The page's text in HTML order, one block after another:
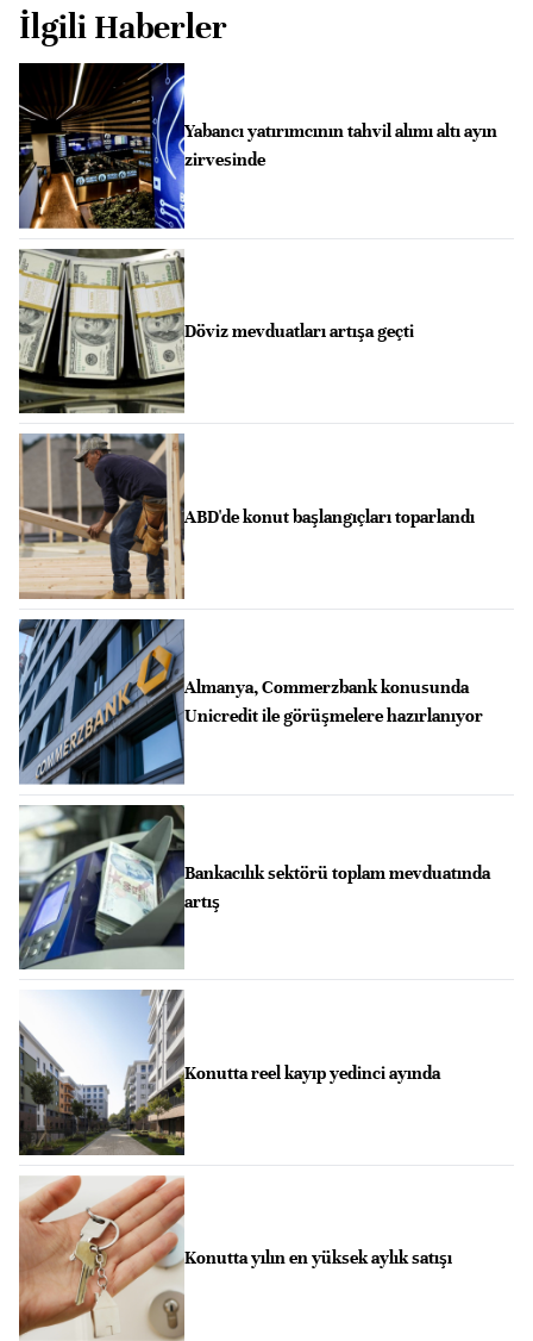
İlgili Haberler
Yabancı yatırımcının tahvil alımı altı ayın
zirvesinde
Döviz mevduatları artışa geçti
ABD'de konut başlangıçları toparlandı
Almanya, Commerzbank konusunda
Unicredit ile görüşmelere hazırlanıyor
Bankacılık sektörü toplam mevduatında
artış
Konutta reel kayıp yedinci ayında
Konutta yılın en yüksek aylık satışı